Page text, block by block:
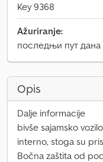
Key 9368
Ažuriranje:
последњи пут дана
Opis
Dalje informacije
bivše sajamsko
interno, stoga su
Bočna zaštita od